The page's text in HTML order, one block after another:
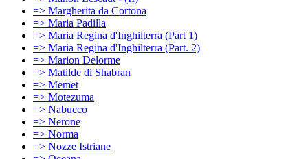
=> Margherita da Cortona
=> Maria Padilla
=> Maria Regina d'Inghilterra (Part 1)
=> Maria Regina d'Inghilterra (Part. 2)
=> Marion Delorme
=> Matilde di Shabran
=> Memet
=> Motezuma
=> Nabucco
=> Nerone
=> Norma
=> Nozze Istriane